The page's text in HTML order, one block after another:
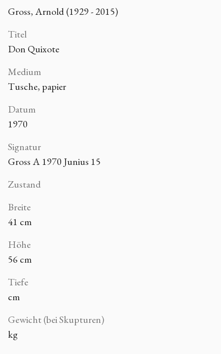
Gross, Arnold (1929 - 2015)
Titel
Don Quixote
Medium
Tusche, papier
Datum
1970
Signatur
Gross A 1970 Junius 15
Zustand
Breite
41 cm
Höhe
56 cm
Tiefe
cm
Gewicht (bei Skupturen)
kg